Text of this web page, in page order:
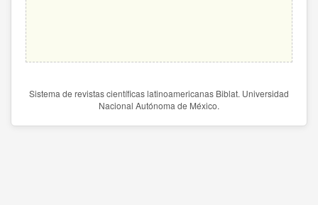
Sistema de revistas científicas latinoamericanas Biblat. Universidad
Nacional Autónoma de México.